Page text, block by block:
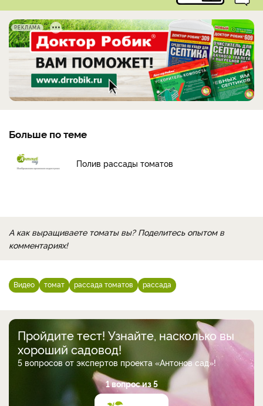
РЕКЛАМА
Больше по теме
Полив рассады томатов
А как выращиваете томаты вы? Поделитесь опытом в
комментариях!
Видео томат рассада томатов рассада
Пройдите тест! Узнайте, насколько вы
хороший садовод!
5 вопросов от экспертов проекта «Антонов сад»!
1 вопрос из 5